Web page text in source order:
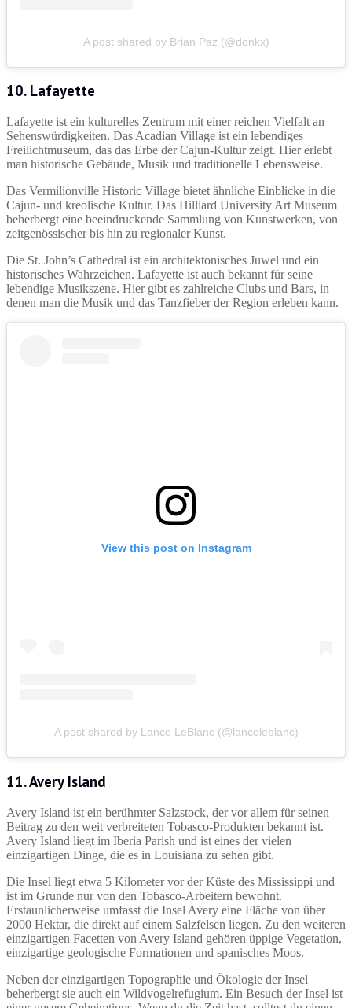
A post shared by Brian Paz (@donkx)
10. Lafayette
Lafayette ist ein kulturelles Zentrum mit einer reichen Vielfalt an
Sehenswürdigkeiten. Das Acadian Village ist ein lebendiges
Freilichtmuseum, das das Erbe der Cajun-Kultur zeigt. Hier erlebt
man historische Gebäude, Musik und traditionelle Lebensweise.
Das Vermilionville Historic Village bietet ähnliche Einblicke in die
Cajun- und kreolische Kultur. Das Hilliard University Art Museum
beherbergt eine beeindruckende Sammlung von Kunstwerken, von
zeitgenössischer bis hin zu regionaler Kunst.
Die St. John’s Cathedral ist ein architektonisches Juwel und ein
historisches Wahrzeichen. Lafayette ist auch bekannt für seine
lebendige Musikszene. Hier gibt es zahlreiche Clubs und Bars, in
denen man die Musik und das Tanzfieber der Region erleben kann.
View this post on Instagram
A post shared by Lance LeBlanc (@lanceleblanc)
11. Avery Island
Avery Island ist ein berühmter Salzstock, der vor allem für seinen
Beitrag zu den weit verbreiteten Tobasco-Produkten bekannt ist.
Avery Island liegt im Iberia Parish und ist eines der vielen
einzigartigen Dinge, die es in Louisiana zu sehen gibt.
Die Insel liegt etwa 5 Kilometer vor der Küste des Mississippi und
ist im Grunde nur von den Tobasco-Arbeitern bewohnt.
Erstaunlicherweise umfasst die Insel Avery eine Fläche von über
2000 Hektar, die direkt auf einem Salzfelsen liegen. Zu den weiteren
einzigartigen Facetten von Avery Island gehören üppige Vegetation,
einzigartige geologische Formationen und spanisches Moos.
Neben der einzigartigen Topographie und Ökologie der Insel
beherbergt sie auch ein Wildvogelrefugium. Ein Besuch der Insel ist